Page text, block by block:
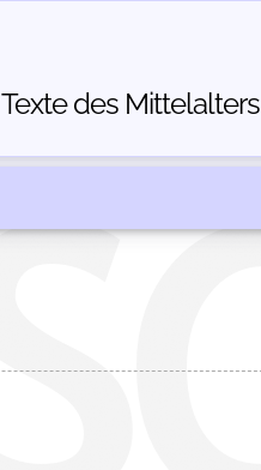
des Mittelalters